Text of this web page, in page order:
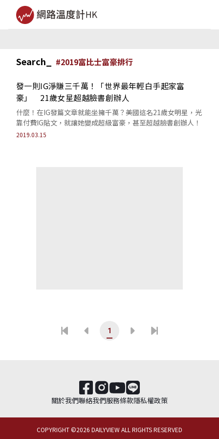
Search_ #2019富比士富豪排行
發一則IG淨賺三千萬！「世界最年輕白手起家富
豪」 21歲女星超越臉書創辦人
什麼！在IG發篇文章就能坐擁千萬？美國這名21歲女明星，光
靠付費IG貼文，就讓她變成超級富豪，甚至超越臉書創辦人！
2019.03.15
1
關於我們聯絡我們服務條款隱私權政策
COPYRIGHT ©2026 DAILYVIEW ALL RIGHTS RESERVED